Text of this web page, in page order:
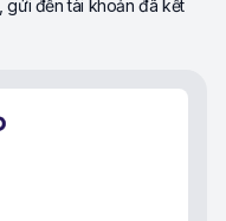
, gửi đến tài khoản đã kết